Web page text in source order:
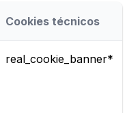
Cookies técnicos
real_cookie_banner*